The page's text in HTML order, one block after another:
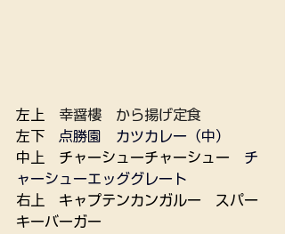
左上 幸醤樓　から揚げ定食
左下 点勝園
カツカレー（中）
中上　チャーシューチャーシュー チ
ャーシューエッググレート
右上　キャプテンカンガルー　スパー
キーバーガー